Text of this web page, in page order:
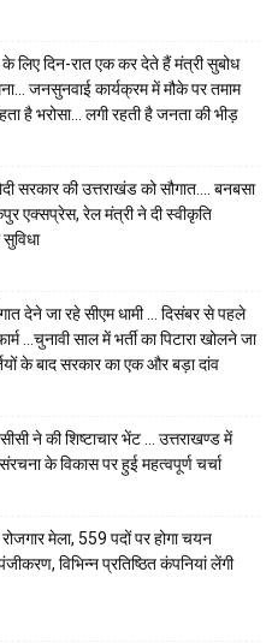
लिए दिन-रात एक कर देते हैं मंत्री सुबोध
जनसुनवाई कार्यक्रम में मौके पर तमाम
है भरोसा… लगी रहती है जनता की भीड़
सरकार की उत्तराखंड को सौगात…. बनबसा
रेल मंत्री ने दी स्वीकृति
देने जा रहे सीएम धामी … दिसंबर से पहले
…चुनावी साल में भर्ती का पिटारा खोलने जा
के बाद सरकार का एक और बड़ा दांव
ने की शिष्टाचार भेंट … उत्तराखण्ड में
के विकास पर हुई महत्वपूर्ण चर्चा
मेला, 559 पदों पर होगा चयन
विभिन्न प्रतिष्ठित कंपनियां लेंगी